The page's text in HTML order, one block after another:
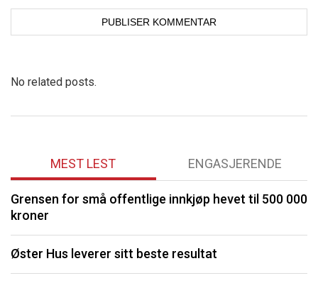
No related posts.
MEST LEST ENGASJERENDE
Grensen for små offentlige innkjøp hevet til 500 000
kroner
Øster Hus leverer sitt beste resultat